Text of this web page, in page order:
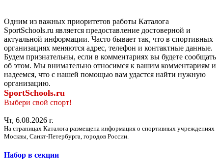
Одним из важных приоритетов работы Каталога
SportSchools.ru является предоставление достоверной и
актуальной информации. Часто бывает так, что в спортивных
организациях меняются адрес, телефон и контактные данные.
Будем признательны, если в комментариях вы будете сообщать
об этом. Мы внимательно относимся к вашим комментариям и
надеемся, что с нашей помощью вам удастся найти нужную
организацию.
SportSchools.ru
Выбери свой спорт!
Чт, 6.08.2026 г.
На страницах Каталога размещена информация о спортивных учреждениях
Москвы, Санкт-Петербурга, городов России.
Набор в секции